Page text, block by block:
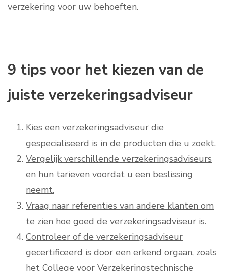
verzekering voor uw behoeften.
9 tips voor het kiezen van de
juiste verzekeringsadviseur
Kies een verzekeringsadviseur die
gespecialiseerd is in de producten die u zoekt.
Vergelijk verschillende verzekeringsadviseurs
en hun tarieven voordat u een beslissing
neemt.
Vraag naar referenties van andere klanten om
te zien hoe goed de verzekeringsadviseur is.
Controleer of de verzekeringsadviseur
gecertificeerd is door een erkend orgaan, zoals
het College voor Verzekeringstechnische